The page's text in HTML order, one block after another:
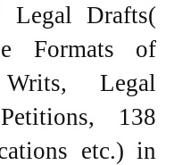
Legal Drafts(
Formats of
Legal
138
etc.) in